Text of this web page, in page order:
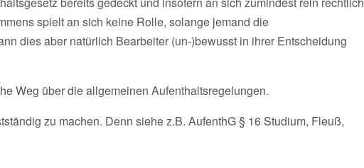
spielt an sich keine Rolle, solange jemand die
dies aber natürlich Bearbeiter (un-)bewusst in ihrer Entscheidung
Weg über die allgemeinen Aufenthaltsregelungen.
zu machen. Denn siehe z.B. AufenthG § 16 Studium, Fleuß,